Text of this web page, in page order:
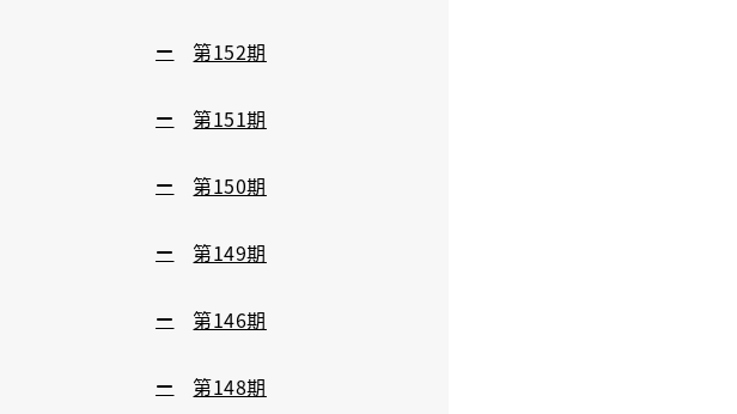
第152期
第151期
第150期
第149期
第146期
第148期